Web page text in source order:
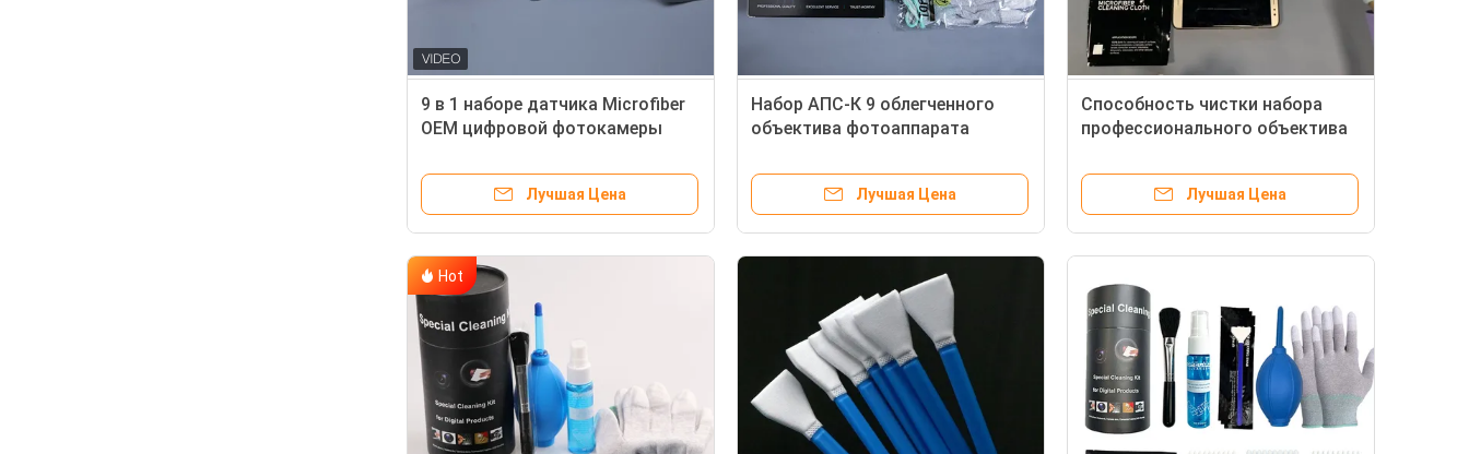
9 в 1 наборе датчика Microfiber
OEM цифровой фотокамеры
Лучшая Цена
Набор АПС-К 9 облегченного
объектива фотоаппарата
пробиркой хлопка
Лучшая Цена
Способность чистки набора
профессионального объектива
для чистой комнаты
Лучшая Цена
Hot